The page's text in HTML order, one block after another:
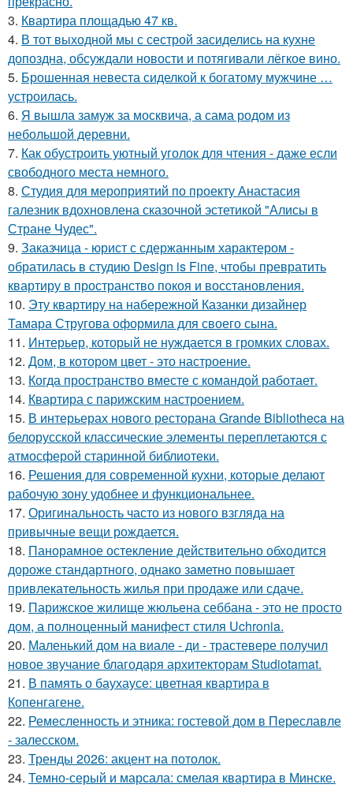
3. Квартира площадью 47 кв.
4. В тот выходной мы с сестрой засиделись на кухне
допоздна, обсуждали новости и потягивали лёгкое вино.
5. Брошенная невеста сиделкой к богатому мужчине …
устроилась.
6. Я вышла замуж за москвича, а сама родом из
небольшой деревни.
7. Как обустроить уютный уголок для чтения - даже если
свободного места немного.
8. Студия для мероприятий по проекту Анастасия
галезник вдохновлена сказочной эстетикой "Алисы в
Стране Чудес".
9. Заказчица - юрист с сдержанным характером -
обратилась в студию Design is Fine, чтобы превратить
квартиру в пространство покоя и восстановления.
10. Эту квартиру на набережной Казанки дизайнер
Тамара Стругова оформила для своего сына.
11. Интерьер, который не нуждается в громких словах.
12. Дом, в котором цвет - это настроение.
13. Когда пространство вместе с командой работает.
14. Квартира с парижским настроением.
15. В интерьерах нового ресторана Grande Bibliotheca на
белорусской классические элементы переплетаются с
атмосферой старинной библиотеки.
16. Решения для современной кухни, которые делают
рабочую зону удобнее и функциональнее.
17. Оригинальность часто из нового взгляда на
привычные вещи рождается.
18. Панорамное остекление действительно обходится
дороже стандартного, однако заметно повышает
привлекательность жилья при продаже или сдаче.
19. Парижское жилище жюльена себбана - это не просто
дом, а полноценный манифест стиля Uchronia.
20. Маленький дом на виале - ди - трастевере получил
новое звучание благодаря архитекторам Studiotamat.
21. В память о баухаусе: цветная квартира в
Копенгагене.
22. Ремесленность и этника: гостевой дом в Переславле
- залесском.
23. Тренды 2026: акцент на потолок.
24. Темно-серый и марсала: смелая квартира в Минске.